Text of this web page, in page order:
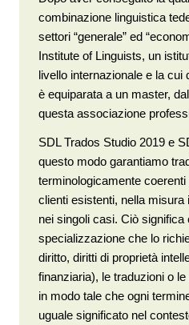
combinazione linguistica
settori “generale” ed
Institute of Linguists, un
livello internazionale e la cui
è equiparata a un master,
questa associazione
SDL Trados Studio 2019 e
questo modo garantiamo
terminologicamente coerenti
clienti esistenti, nella misura
nei singoli casi. Ciò significa
specializzazione che lo
diritto, diritti di proprietà
finanziaria), le traduzioni o
in modo tale che ogni
uguale significato nel